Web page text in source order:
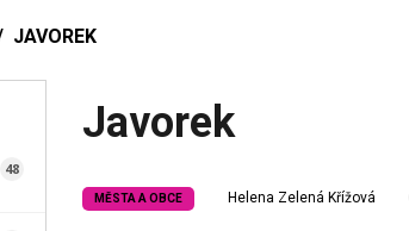
JAVOREK
48
Javorek
MĚSTA A OBCE Helena Zelená Křížová